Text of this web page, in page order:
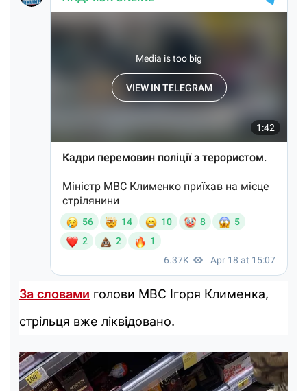
За словами голови МВС Ігоря Клименка,
стрільця вже ліквідовано.